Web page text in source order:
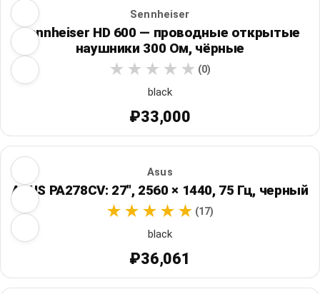
Sennheiser
Sennheiser HD 600 — проводные открытые
наушники 300 Ом, чёрные
(0)
black
₽33,000
Asus
ASUS PA278CV: 27", 2560 × 1440, 75 Гц, черный
(17)
black
₽36,061